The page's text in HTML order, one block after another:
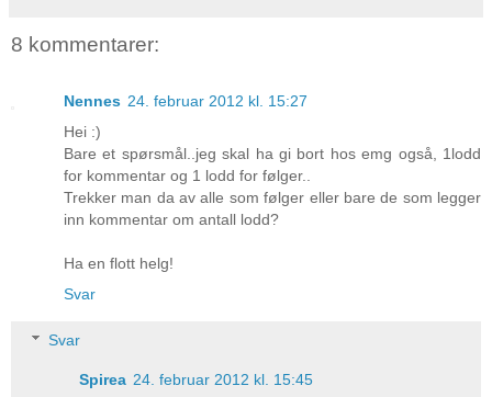
8 kommentarer:
Nennes 24. februar 2012 kl. 15:27
Hei :)
Bare et spørsmål..jeg skal ha gi bort hos emg også, 1lodd
for kommentar og 1 lodd for følger..
Trekker man da av alle som følger eller bare de som legger
inn kommentar om antall lodd?
Ha en flott helg!
Svar
Svar
Spirea 24. februar 2012 kl. 15:45